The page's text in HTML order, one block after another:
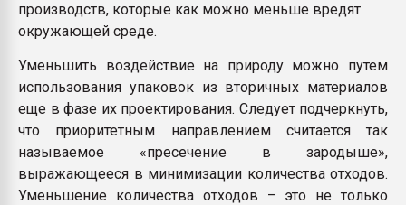
производств, которые как можно меньше вредят
окружающей среде.
Уменьшить воздействие на природу можно путем
использования упаковок из вторичных материалов
еще в фазе их проектирования. Следует подчеркнуть,
что приоритетным направлением считается так
называемое «пресечение в зародыше»,
выражающееся в минимизации количества отходов.
Уменьшение количества отходов – это не только